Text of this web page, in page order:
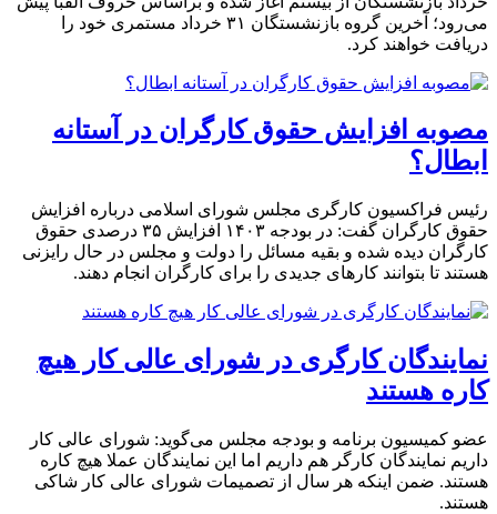
می‌رود؛ آخرین گروه بازنشستگان ۳۱ خرداد مستمری خود را
دریافت خواهند کرد.
مصوبه افزایش حقوق کارگران در آستانه
ابطال؟
رئیس فراکسیون کارگری مجلس شورای اسلامی درباره افزایش
حقوق کارگران گفت: در بودجه ۱۴۰۳ افزایش ۳۵ درصدی حقوق
کارگران دیده شده و بقیه مسائل را دولت و مجلس در حال رایزنی
هستند تا بتوانند کارهای جدیدی را برای کارگران انجام دهند.
نمایندگان کارگری در شورای عالی کار هیچ
کاره هستند
عضو کمیسیون برنامه و بودجه مجلس می‌گوید: شورای عالی کار
داریم نمایندگان کارگر هم داریم اما این نمایندگان عملا هیچ‌ کاره‌
هستند. ضمن اینکه هر سال از تصمیمات شورای عالی کار شاکی
هستند.